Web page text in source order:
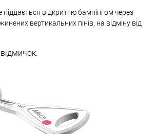
відкриттю бампінгом через
вертикальних пінів, на відміну від